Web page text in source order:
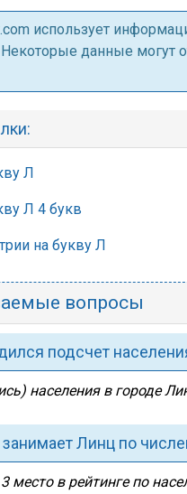
использует
данные могут
Л
Л 4 букв
на букву Л
вопросы
подсчет
населения в городе
занимает Линц по
место в рейтинге по